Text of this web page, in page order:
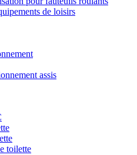
de loisirs
assis
toilette